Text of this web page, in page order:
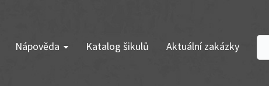
Nápověda Katalog šikulů Aktuální zakázky